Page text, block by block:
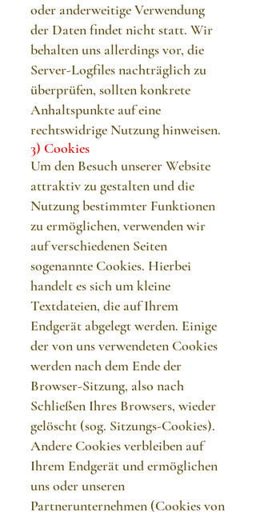
oder anderweitige Verwendung
der Daten findet nicht statt. Wir
behalten uns allerdings vor, die
Server-Logfiles nachträglich zu
überprüfen, sollten konkrete
Anhaltspunkte auf eine
rechtswidrige Nutzung hinweisen.
3) Cookies
Um den Besuch unserer Website
attraktiv zu gestalten und die
Nutzung bestimmter Funktionen
zu ermöglichen, verwenden wir
auf verschiedenen Seiten
sogenannte Cookies. Hierbei
handelt es sich um kleine
Textdateien, die auf Ihrem
Endgerät abgelegt werden. Einige
der von uns verwendeten Cookies
werden nach dem Ende der
Browser-Sitzung, also nach
Schließen Ihres Browsers, wieder
gelöscht (sog. Sitzungs-Cookies).
Andere Cookies verbleiben auf
Ihrem Endgerät und ermöglichen
uns oder unseren
Partnerunternehmen (Cookies von